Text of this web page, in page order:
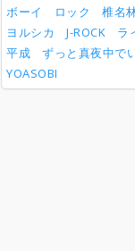
ボーイ
ロック 椎名
ヨルシカ
J-ROCK ラ
平成
ずっと真夜中で
YOASOBI